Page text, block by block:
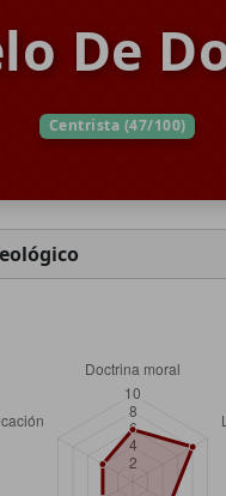
De
Centrista (47/100)